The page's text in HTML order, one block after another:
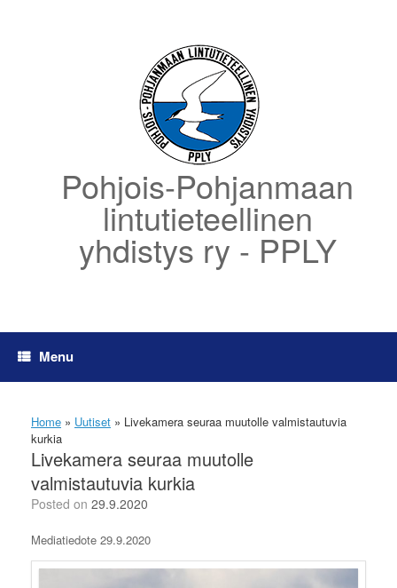
Pohjois-Pohjanmaan
lintutieteellinen
yhdistys ry - PPLY
Menu
Home » Uutiset » Livekamera seuraa muutolle valmistautuvia
kurkia
Livekamera seuraa muutolle
valmistautuvia kurkia
Posted on 29.9.2020
Mediatiedote 29.9.2020